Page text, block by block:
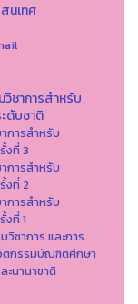
นเทศ
วิชาการสำหรับ
ดับชาติ
าการสำหรับ
งที่ 3
าการสำหรับ
งที่ 2
าการสำหรับ
ที่ 1
วิชาการ และการ
ตกรรมบัณฑิตศึกษา
ะนานาชาติ